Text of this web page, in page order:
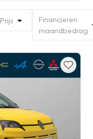
Prijs
Financieren
maandbedrag